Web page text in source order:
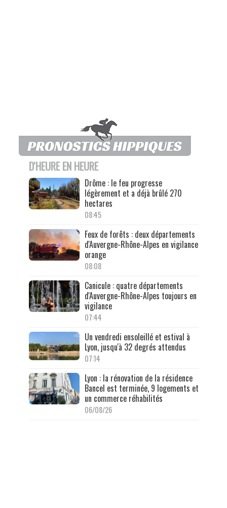
D'HEURE EN HEURE
Drôme : le feu progresse
légèrement et a déjà brûlé 270
hectares
08:45
Feux de forêts : deux départements
d'Auvergne-Rhône-Alpes en vigilance
orange
08:08
Canicule : quatre départements
d'Auvergne-Rhône-Alpes toujours en
vigilance
07:44
Un vendredi ensoleillé et estival à
Lyon, jusqu'à 32 degrés attendus
07:14
Lyon : la rénovation de la résidence
Bancel est terminée, 9 logements et
un commerce réhabilités
06/08/26